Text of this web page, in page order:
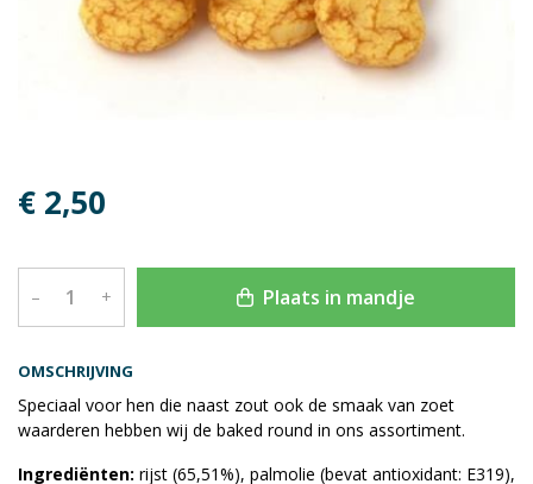
OMSCHRIJVING
Speciaal voor hen die naast zout ook de smaak van zoet
waarderen hebben wij de baked round in ons assortiment.
Ingrediënten: rijst (65,51%), palmolie (bevat antioxidant: E319),
€ 2,50
– + Plaats in mandje